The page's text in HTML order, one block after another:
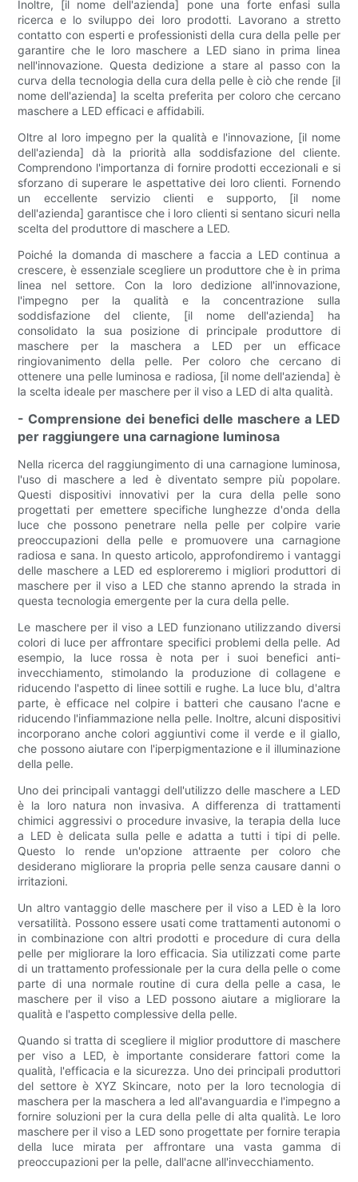
Inoltre, [il nome dell'azienda] pone una forte enfasi sulla
ricerca e lo sviluppo dei loro prodotti. Lavorano a stretto
contatto con esperti e professionisti della cura della pelle per
garantire che le loro maschere a LED siano in prima linea
nell'innovazione. Questa dedizione a stare al passo con la
curva della tecnologia della cura della pelle è ciò che rende [il
nome dell'azienda] la scelta preferita per coloro che cercano
maschere a LED efficaci e affidabili.
Oltre al loro impegno per la qualità e l'innovazione, [il nome
dell'azienda] dà la priorità alla soddisfazione del cliente.
Comprendono l'importanza di fornire prodotti eccezionali e si
sforzano di superare le aspettative dei loro clienti. Fornendo
un eccellente servizio clienti e supporto, [il nome
dell'azienda] garantisce che i loro clienti si sentano sicuri nella
scelta del produttore di maschere a LED.
Poiché la domanda di maschere a faccia a LED continua a
crescere, è essenziale scegliere un produttore che è in prima
linea nel settore. Con la loro dedizione all'innovazione,
l'impegno per la qualità e la concentrazione sulla
soddisfazione del cliente, [il nome dell'azienda] ha
consolidato la sua posizione di principale produttore di
maschere per la maschera a LED per un efficace
ringiovanimento della pelle. Per coloro che cercano di
ottenere una pelle luminosa e radiosa, [il nome dell'azienda] è
la scelta ideale per maschere per il viso a LED di alta qualità.
- Comprensione dei benefici delle maschere a LED
per raggiungere una carnagione luminosa
Nella ricerca del raggiungimento di una carnagione luminosa,
l'uso di maschere a led è diventato sempre più popolare.
Questi dispositivi innovativi per la cura della pelle sono
progettati per emettere specifiche lunghezze d'onda della
luce che possono penetrare nella pelle per colpire varie
preoccupazioni della pelle e promuovere una carnagione
radiosa e sana. In questo articolo, approfondiremo i vantaggi
delle maschere a LED ed esploreremo i migliori produttori di
maschere per il viso a LED che stanno aprendo la strada in
questa tecnologia emergente per la cura della pelle.
Le maschere per il viso a LED funzionano utilizzando diversi
colori di luce per affrontare specifici problemi della pelle. Ad
esempio, la luce rossa è nota per i suoi benefici anti-
invecchiamento, stimolando la produzione di collagene e
riducendo l'aspetto di linee sottili e rughe. La luce blu, d'altra
parte, è efficace nel colpire i batteri che causano l'acne e
riducendo l'infiammazione nella pelle. Inoltre, alcuni dispositivi
incorporano anche colori aggiuntivi come il verde e il giallo,
che possono aiutare con l'iperpigmentazione e il illuminazione
della pelle.
Uno dei principali vantaggi dell'utilizzo delle maschere a LED
è la loro natura non invasiva. A differenza di trattamenti
chimici aggressivi o procedure invasive, la terapia della luce
a LED è delicata sulla pelle e adatta a tutti i tipi di pelle.
Questo lo rende un'opzione attraente per coloro che
desiderano migliorare la propria pelle senza causare danni o
irritazioni.
Un altro vantaggio delle maschere per il viso a LED è la loro
versatilità. Possono essere usati come trattamenti autonomi o
in combinazione con altri prodotti e procedure di cura della
pelle per migliorare la loro efficacia. Sia utilizzati come parte
di un trattamento professionale per la cura della pelle o come
parte di una normale routine di cura della pelle a casa, le
maschere per il viso a LED possono aiutare a migliorare la
qualità e l'aspetto complessive della pelle.
Quando si tratta di scegliere il miglior produttore di maschere
per viso a LED, è importante considerare fattori come la
qualità, l'efficacia e la sicurezza. Uno dei principali produttori
del settore è XYZ Skincare, noto per la loro tecnologia di
maschera per la maschera a led all'avanguardia e l'impegno a
fornire soluzioni per la cura della pelle di alta qualità. Le loro
maschere per il viso a LED sono progettate per fornire terapia
della luce mirata per affrontare una vasta gamma di
preoccupazioni per la pelle, dall'acne all'invecchiamento.